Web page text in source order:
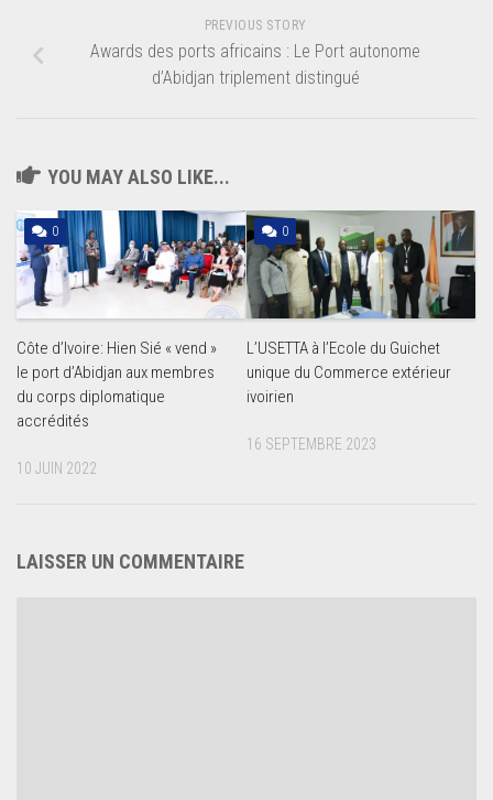
PREVIOUS STORY
Awards des ports africains : Le Port autonome
d’Abidjan triplement distingué
YOU MAY ALSO LIKE...
0
Côte d’Ivoire: Hien Sié « vend »
le port d’Abidjan aux membres
du corps diplomatique
accrédités
10 JUIN 2022
0
L’USETTA à l’Ecole du Guichet
unique du Commerce extérieur
ivoirien
16 SEPTEMBRE 2023
LAISSER UN COMMENTAIRE